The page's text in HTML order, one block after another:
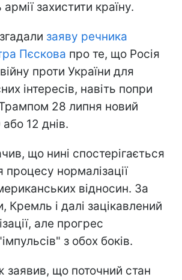
захистити країну.
заяву речника
Пєскова про те, що Росія
проти України для
інтересів, навіть попри
28 липня новий
12 днів.
що нині спостерігається
процесу нормалізації
відносин. За
Кремль і далі зацікавлений
але прогрес
з обох боків.
заявив, що поточний стан